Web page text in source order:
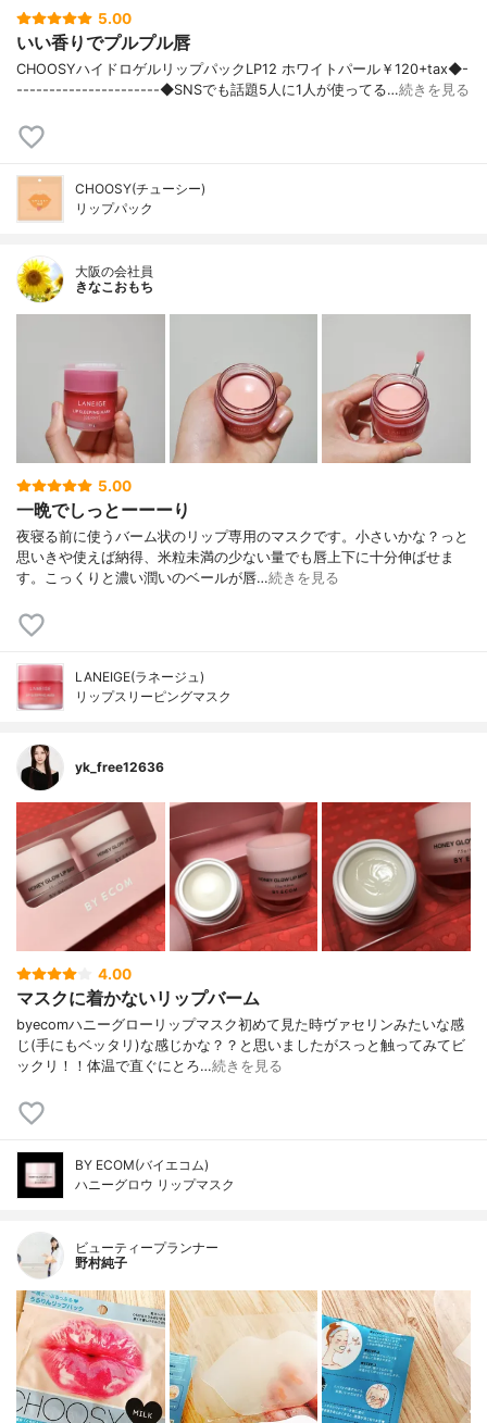
5.00
いい香りでプルプル唇
CHOOSYハイドロゲルリップパックLP12 ホワイトパール￥120+tax◆-
----------------------◆SNSでも話題5人に1人が使ってる…続きを見る
CHOOSY(チューシー)
リップパック
大阪の会社員
きなこおもち
5.00
一晩でしっとーーーり
夜寝る前に使うバーム状のリップ専用のマスクです。小さいかな？っと
思いきや使えば納得、米粒未満の少ない量でも唇上下に十分伸ばせま
す。こっくりと濃い潤いのベールが唇…続きを見る
LANEIGE(ラネージュ)
リップスリーピングマスク
yk_free12636
4.00
マスクに着かないリップバーム
byecomハニーグローリップマスク初めて見た時ヴァセリンみたいな感
じ(手にもベッタリ)な感じかな？？と思いましたがスっと触ってみてビ
ックリ！！体温で直ぐにとろ…続きを見る
BY ECOM(バイエコム)
ハニーグロウ リップマスク
ビューティープランナー
野村純子